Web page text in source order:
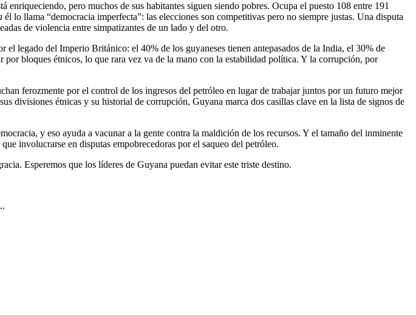
enriqueciendo, pero muchos de sus habitantes siguen siendo pobres. Ocupa el puesto 108 entre 191
él lo llama “democracia imperfecta”: las elecciones son competitivas pero no siempre justas. Una disputa
de violencia entre simpatizantes de un lado y del otro.
legado del Imperio Británico: el 40% de los guyaneses tienen antepasados ​​de la India, el 30% de
bloques étnicos, lo que rara vez va de la mano con la estabilidad política. Y la corrupción, por
ferozmente por el control de los ingresos del petróleo en lugar de trabajar juntos por un futuro mejor
divisiones étnicas y su historial de corrupción, Guyana marca dos casillas clave en la lista de signos de
y eso ayuda a vacunar a la gente contra la maldición de los recursos. Y el tamaño del inminente
involucrarse en disputas empobrecedoras por el saqueo del petróleo.
Esperemos que los líderes de Guyana puedan evitar este triste destino.